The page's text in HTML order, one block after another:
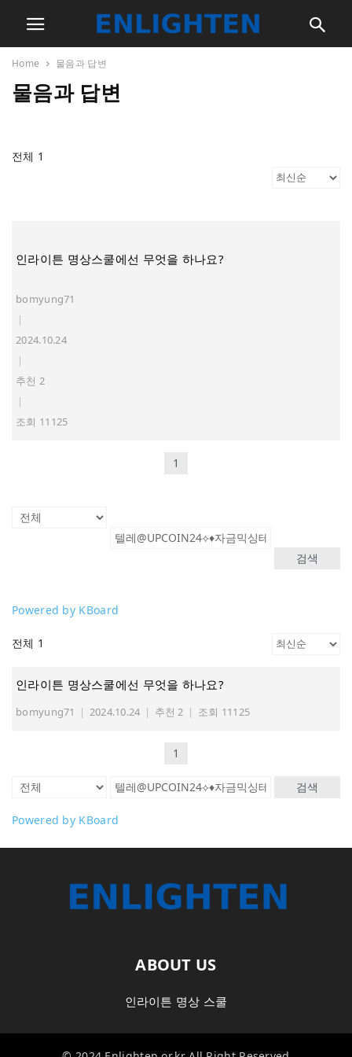
Home 물음과 답변
물음과 답변
전체 1
인라이튼 명상스쿨에선 무엇을 하나요?
bomyung71
|
2024.10.24
|
추천 2
|
조회 11125
1
검색
Powered by KBoard
전체 1
인라이튼 명상스쿨에선 무엇을 하나요?
bomyung71 | 2024.10.24 | 추천 2 | 조회 11125
1
검색
Powered by KBoard
ABOUT US
인라이튼 명상 스쿨